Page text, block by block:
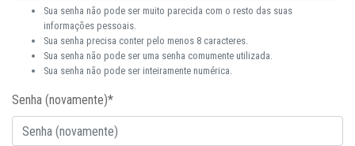
Sua senha não pode ser muito parecida com o resto das suas
informações pessoais.
Sua senha precisa conter pelo menos 8 caracteres.
Sua senha não pode ser uma senha comumente utilizada.
Sua senha não pode ser inteiramente numérica.
Senha (novamente)*